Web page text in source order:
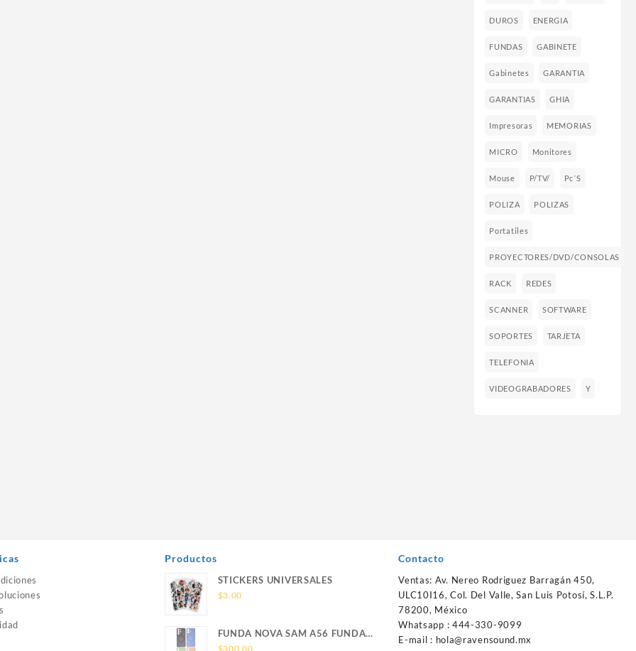
DUROS ENERGIA
FUNDAS GABINETE
Gabinetes GARANTIA
GARANTIAS GHIA
Impresoras MEMORIAS
MICRO Monitores
Mouse P/TV/ Pc´s
POLIZA POLIZAS
Portatiles
PROYECTORES/DVD/CONSOLAS
RACK REDES
SCANNER SOFTWARE
SOPORTES TARJETA
TELEFONIA
VIDEOGRABADORES Y
Productos
STICKERS UNIVERSALES
$3.00
FUNDA NOVA SAM A56 FUNDA
SILICONA SIN SOPORTE
$300.00
Contacto
Ventas: Av. Nereo Rodriguez Barragán 450,
ULC10I16, Col. Del Valle, San Luis Potosí, S.L.P.
78200, México
Whatsapp : 444-330-9099
E-mail : hola@ravensound.mx